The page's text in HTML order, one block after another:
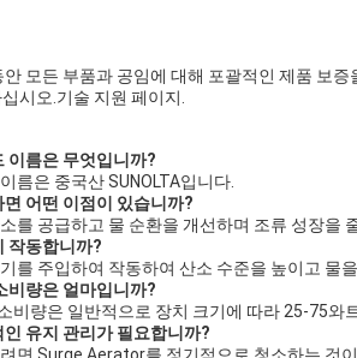
모든 부품과 공임에 대해 포괄적인 제품 보증
시오. 기술 지원 페이지
름은 무엇입니까?
름은 중국산 SUNOLTA입니다.
어떤 이점이 있습니까?
를 공급하고 물 순환을 개선하며 조류 성장을
작동합니까?
를 주입하여 작동하여 산소 수준을 높이고 물
량은 얼마입니까?
비량은 일반적으로 장치 크기에 따라 25-75와
유지 관리가 필요합니까?